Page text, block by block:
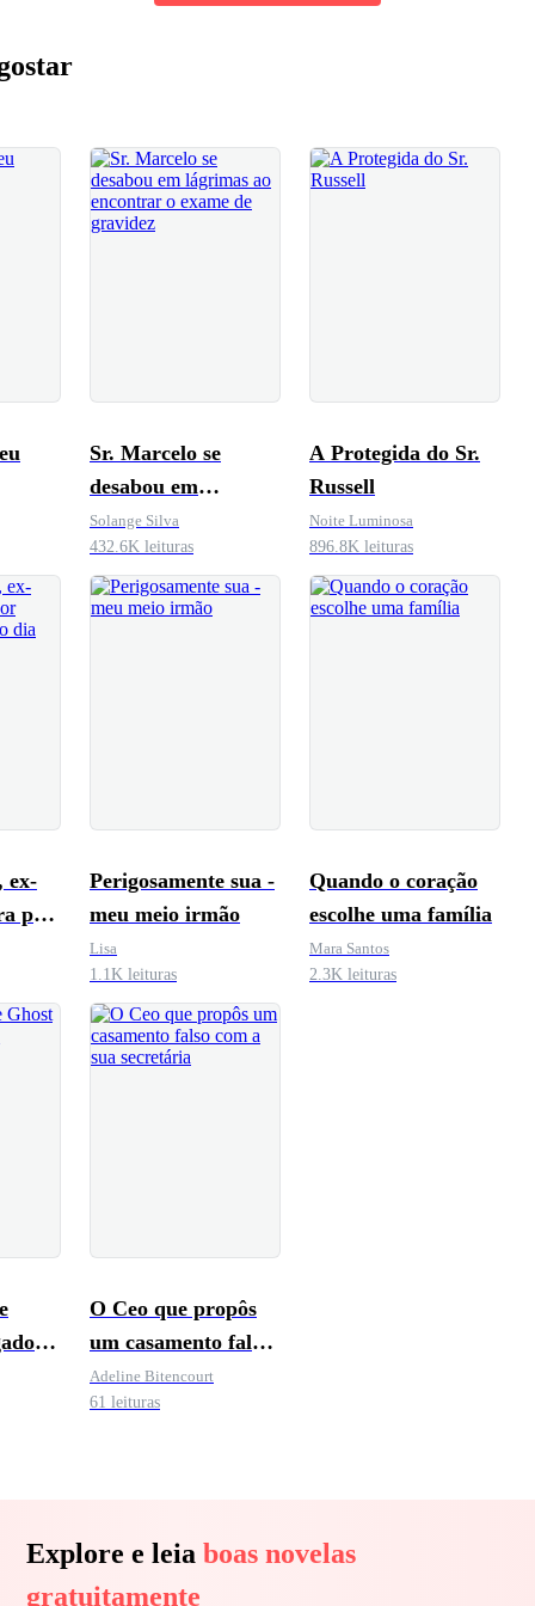
Sr. Marcelo se
desabou em
lágrimas ao
encontrar o exame
de gravidez
Solange Silva
432.6K leituras
A Protegida do Sr.
Russell
Noite Luminosa
896.8K leituras
ex-
por
Perigosamente sua -
meu meio irmão
Lisa
1.1K leituras
Quando o coração
escolhe uma família
Mara Santos
2.3K leituras
O Ceo que propôs
um casamento falso
com a sua secretária
Adeline Bitencourt
61 leituras
Explore e leia boas novelas
gratuitamente